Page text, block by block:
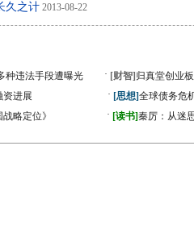
久之计 2013-08-22
种违法手段遭曝光 · [财智] 归真堂创业
资进展 · [思想]全球债务危
略定位》 · [读书]秦厉：从迷